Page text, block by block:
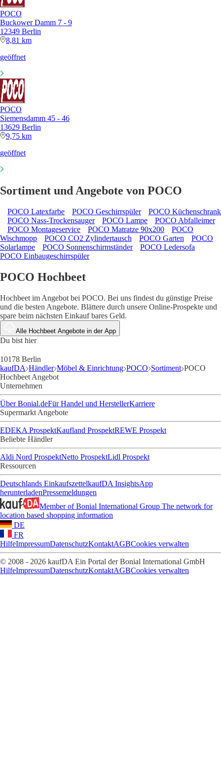
POCO
Buckower Damm 7 - 9
12349 Berlin
8,81 km
geöffnet
POCO
Siemensdamm 45 - 46
13629 Berlin
9,75 km
geöffnet
Sortiment und Angebote von POCO
POCO Latexfarbe POCO Geschirrspüler
POCO Küchenschrank
POCO Nass-Trockensauger
POCO Lampe
POCO Abfalleimer
POCO Montageservice
POCO Matratze 90x200
POCO
Wischmopp
POCO CO2 Zylindertausch POCO Garten
POCO
Solarlampe
POCO Sonnenschirmständer
POCO Ledersofa
POCO Einbaugeschirrspüler
POCO Hochbeet
Hochbeet im Angebot bei POCO. Bei uns findest du günstige Preise
und die besten Angebote. Blättere durch unsere Online-Prospekte und
spare beim nächsten Einkauf bares Geld.
Alle Hochbeet Angebote in der App
Du bist hier
10178 Berlin
kaufDA Händler Möbel & Einrichtung POCO Sortiment POCO
Hochbeet Angebot
Unternehmen
Über Bonial.deFür Handel und HerstellerKarriere
Supermarkt Angebote
EDEKA ProspektKaufland ProspektREWE Prospekt
Beliebte Händler
Aldi Nord ProspektNetto ProspektLidl Prospekt
Ressourcen
Deutschlands EinkaufszettelkaufDA InsightsApp
herunterladenPressemeldungen
Member of Bonial International Group The network for
location based shopping information
DE
FR
HilfeImpressumDatenschutzKontaktAGBCookies verwalten
© 2008 - 2026 kaufDA Ein Portal der Bonial International GmbH
HilfeImpressumDatenschutzKontaktAGBCookies verwalten